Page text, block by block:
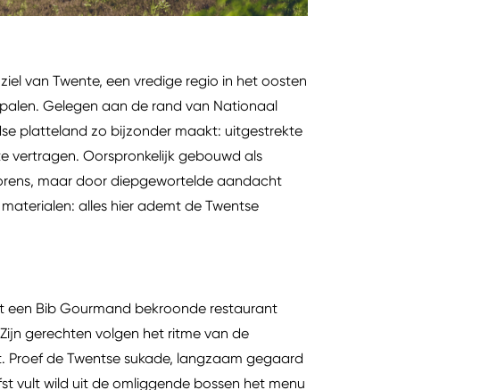
van Twente, een vredige regio in het oosten
Gelegen aan de rand van Nationaal
platteland zo bijzonder maakt: uitgestrekte
vertragen. Oorspronkelijk gebouwd als
maar door diepgewortelde aandacht
alles hier ademt de Twentse
een Bib Gourmand bekroonde restaurant
gerechten volgen het ritme van de
de Twentse sukade, langzaam gegaard
vult wild uit de omliggende bossen het menu